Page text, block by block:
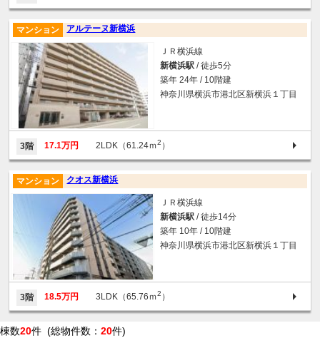
アルテーヌ新横浜
マンション
ＪＲ横浜線
新横浜駅 / 徒歩5分
築年 24年 / 10階建
神奈川県横浜市港北区新横浜１丁目
3階 17.1万円 2LDK（61.24ｍ2 ）
クオス新横浜
マンション
ＪＲ横浜線
新横浜駅 / 徒歩14分
築年 10年 / 10階建
神奈川県横浜市港北区新横浜１丁目
3階 18.5万円 3LDK（65.76ｍ2 ）
棟数20件 (総物件数： 20件)